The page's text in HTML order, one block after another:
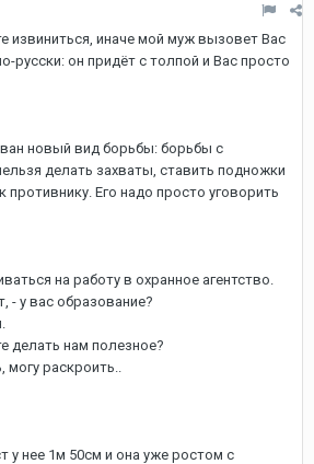
извиниться, иначе мой муж вызовет Вас
русски: он придёт с толпой и Вас просто
новый вид борьбы: борьбы с
делать захваты, ставить подножки
противнику. Его надо просто уговорить
на работу в охранное агентство.
- у вас образование?
делать нам полезное?
могу раскроить..
у нее 1м 50см и она уже ростом с